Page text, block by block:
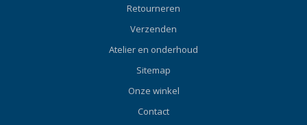
Retourneren
Verzenden
Atelier en onderhoud
Sitemap
Onze winkel
Contact